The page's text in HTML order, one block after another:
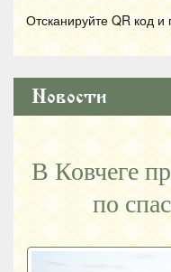
Отсканируйте QR код и
Новости
В Ковчеге
по